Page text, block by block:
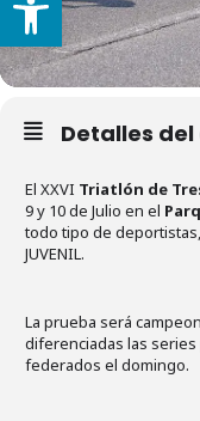
Detalles
El XXVI Triatlón de
9 y 10 de Julio en el
todo tipo de
JUVENIL.
La prueba será
diferenciadas las
federados el domingo.